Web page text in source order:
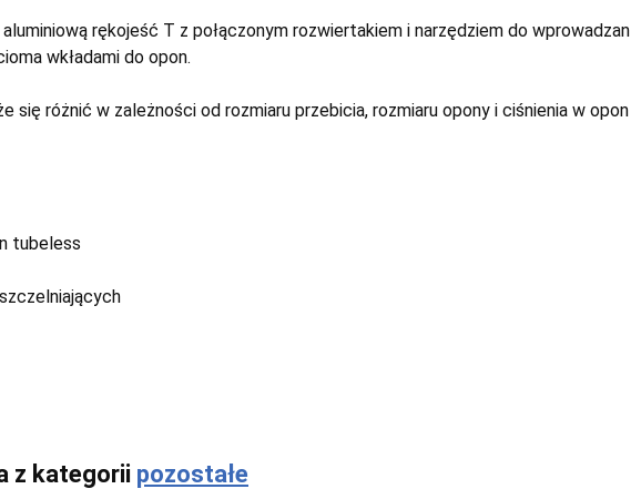
rękojeść T z połączonym rozwiertakiem i narzędziem do wprowadzan
wkładami do opon.
się różnić w zależności od rozmiaru przebicia, rozmiaru opony i ciśnienia w opon
tubeless
z kategorii pozostałe